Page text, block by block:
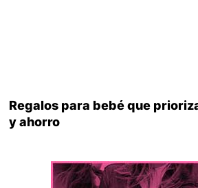
Regalos para bebé que
y ahorro